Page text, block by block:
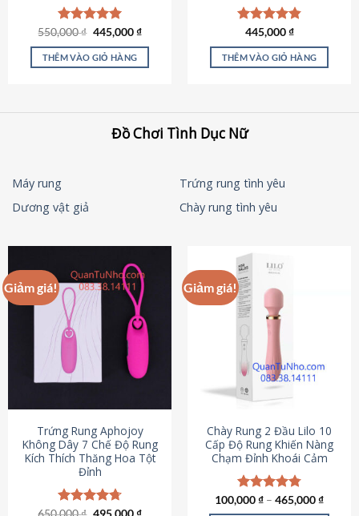
Được xếp
hạng5.00
5 sao
550,000₫ Giá
là:
550,000 ₫.
445,000₫Giá
tại
THÊM VÀO GIỎ HÀNG
Được xếp
hạng4.84
5 sao
445,000₫
THÊM VÀO GIỎ HÀNG
Đồ Chơi Tình Dục Nữ
Máy rung
Trứng rung tình yêu
Dương vật giả
Chày rung tình yêu
Giảm giá!
Trứng Rung Aphojoy
Không Dây 7 Chế Độ Rung
Kích Thích Thăng Hoa Tột
Đỉnh
Được xếp
650,000₫ Giá
495,000₫Giá
Giảm giá!
Chày Rung 2 Đầu Lilo 10
Cấp Độ Rung Khiến Nàng
Chạm Đỉnh Khoái Cảm
Được xếp
hạng4.80
100,000₫ – 465,000₫